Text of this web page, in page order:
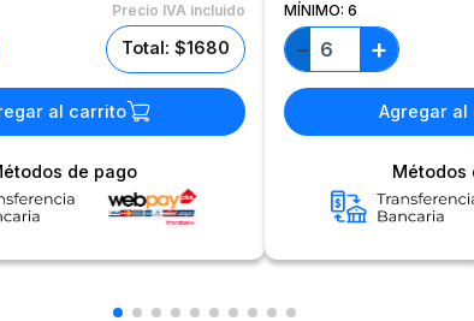
Precio IVA incluido
Total: $1680
al carrito
de pago
MÍNIMO: 6
− +
Agregar al
Métodos